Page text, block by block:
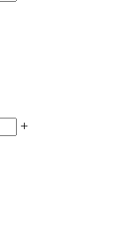
+